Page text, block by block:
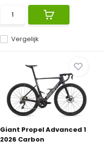
Vergelijk
Giant Propel Advanced 1
2026 Carbon